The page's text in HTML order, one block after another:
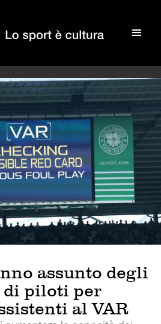
assunto degli
di piloti per
al VAR